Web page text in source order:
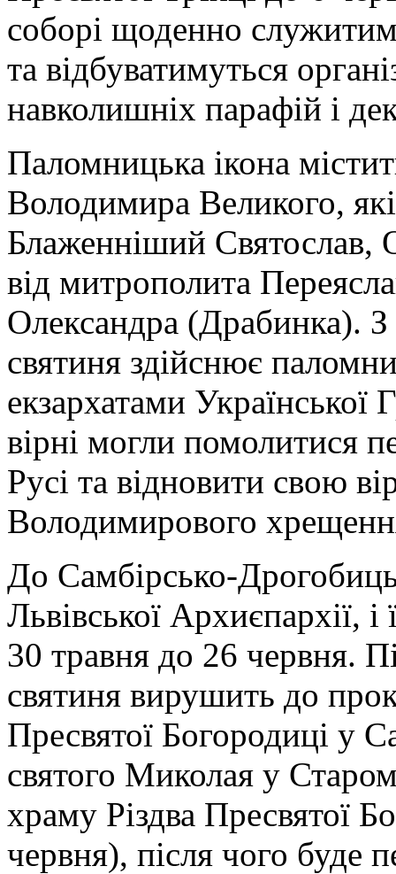
соборі щоденно
та відбуватимуться
навколишніх парафій і
Паломницька ікона
Володимира Великого,
Блаженніший Святослав,
від митрополита
Олександра (Драбинка).
святиня здійснює
екзархатами
вірні могли помолитися
Русі та відновити свою
Володимирового
До Самбірсько-
Львівської Архиєпархії,
30 травня до 26 червня.
святиня вирушить до
Пресвятої Богородиці у
святого Миколая у
храму Різдва Пресвятої
червня), після чого буде